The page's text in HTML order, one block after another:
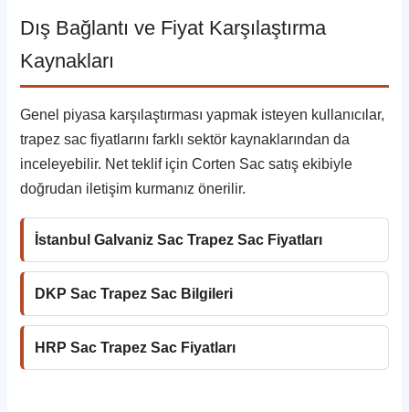
Dış Bağlantı ve Fiyat Karşılaştırma
Kaynakları
Genel piyasa karşılaştırması yapmak isteyen kullanıcılar,
trapez sac fiyatlarını farklı sektör kaynaklarından da
inceleyebilir. Net teklif için Corten Sac satış ekibiyle
doğrudan iletişim kurmanız önerilir.
İstanbul Galvaniz Sac Trapez Sac Fiyatları
DKP Sac Trapez Sac Bilgileri
HRP Sac Trapez Sac Fiyatları